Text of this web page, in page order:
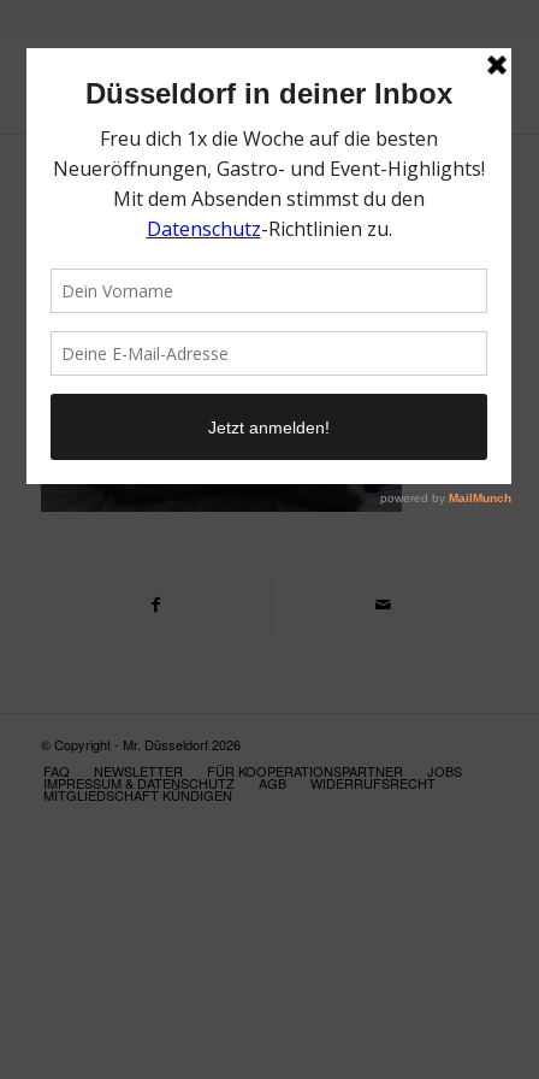
Entertainmentguthaben_1920x1080
21. Februar 2023 /
© Copyright - Mr. Düsseldorf 2026
FAQ
NEWSLETTER FÜR KOOPERATIONSPARTNER JOBS
IMPRESSUM & DATENSCHUTZ AGB WIDERRUFSRECHT
MITGLIEDSCHAFT KÜNDIGEN